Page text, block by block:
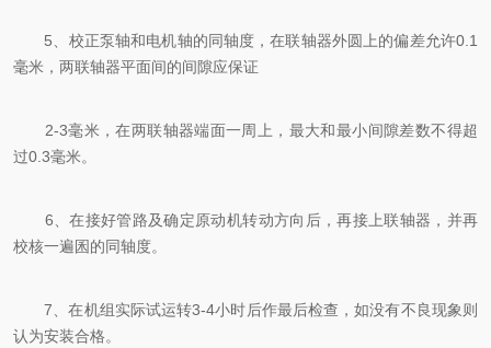
5、校正泵轴和电机轴的同轴度，在联轴器外圆上的偏差允许0.1
毫米，两联轴器平面间的间隙应保证
2-3毫米，在两联轴器端面一周上，最大和最小间隙差数不得超
过0.3毫米。
6、在接好管路及确定原动机转动方向后，再接上联轴器，并再
校核一遍囷的同轴度。
7、在机组实际试运转3-4小时后作最后检查，如没有不良现象则
认为安装合格。